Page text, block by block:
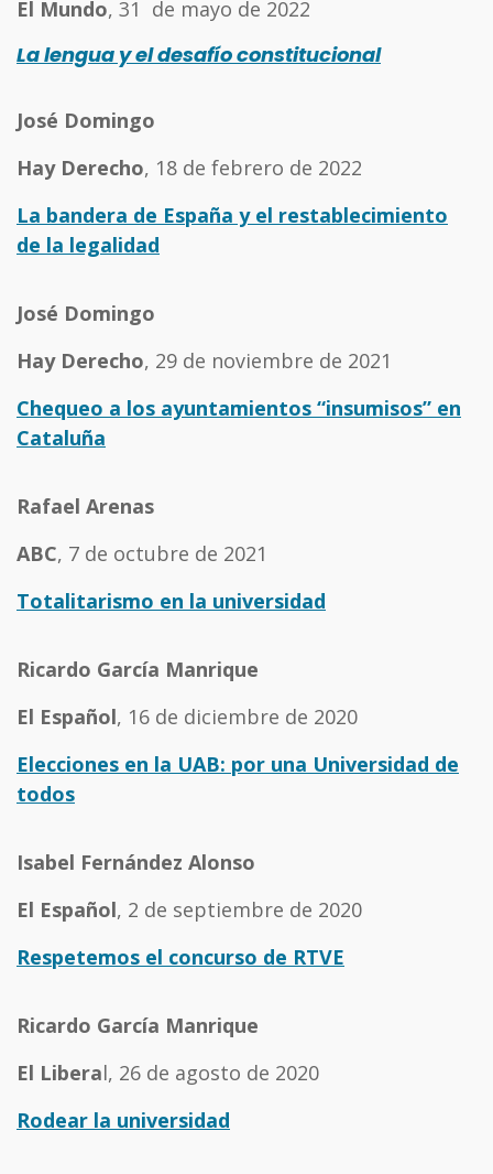
El Mundo, 31 de mayo de 2022
La lengua y el desafío constitucional
José Domingo
Hay Derecho, 18 de febrero de 2022
La bandera de España y el restablecimiento
de la legalidad
José Domingo
Hay Derecho, 29 de noviembre de 2021
Chequeo a los ayuntamientos “insumisos” en
Cataluña
Rafael Arenas
ABC, 7 de octubre de 2021
Totalitarismo en la universidad
Ricardo García Manrique
El Español, 16 de diciembre de 2020
Elecciones en la UAB: por una Universidad de
todos
Isabel Fernández Alonso
El Español, 2 de septiembre de 2020
Respetemos el concurso de RTVE
Ricardo García Manrique
El Liberal, 26 de agosto de 2020
Rodear la universidad